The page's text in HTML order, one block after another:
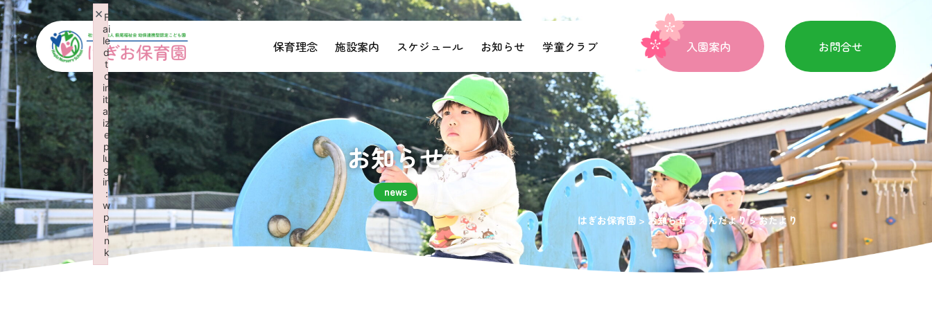
お問合せ
入園案内
保育理念 施設案内 スケジュール お知らせ 学童クラブ
お知らせ
news
はぎお保育園 > お知らせ>えんだより>おたより
F
ai
le
d
t
o
in
iti
al
iz
e
p
lu
g
in
:
w
p
li
n
k
×
Failed to initialize plugin: wplink